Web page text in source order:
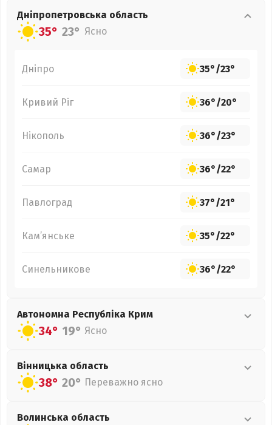
Дніпропетровська область
35° 23° Ясно
Дніпро 35°/23°
Кривий Ріг 36°/20°
Нікополь 36°/23°
Самар 36°/22°
Павлоград 37°/21°
Кам’янське 35°/22°
Синельникове 36°/22°
Автономна Республіка Крим
34° 19° Ясно
Вінницька область
38° 20° Переважно ясно
Волинська область